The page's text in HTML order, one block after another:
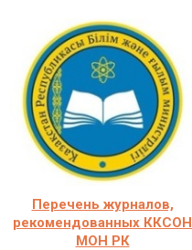
Перечень журналов,
рекомендованных ККСОН
МОН РК